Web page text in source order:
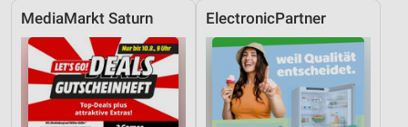
MediaMarkt Saturn ElectronicPartner